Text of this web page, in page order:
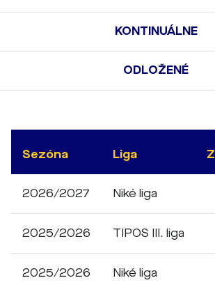
KONTINUÁLNE
ODLOŽENÉ
Sezóna Liga
2026/2027 Niké liga
2025/2026 TIPOS III. liga
2025/2026 Niké liga